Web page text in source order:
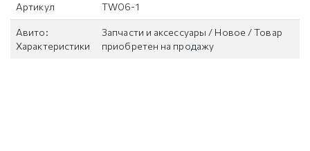
Артикул TW06-1
Авито:
Характеристики
Запчасти и аксессуары / Новое / Товар
приобретен на продажу